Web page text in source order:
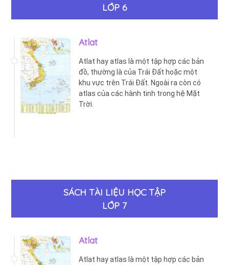
LỚP 6
Atlat
Atlat hay atlas là một tập hợp các bản
đồ, thường là của Trái Đất hoặc một
khu vực trên Trái Đất. Ngoài ra còn có
atlas của các hành tinh trong hệ Mặt
Trời.
SÁCH TÀI LIỆU HỌC TẬP
LỚP 7
Atlat
Atlat hay atlas là một tập hợp các bản